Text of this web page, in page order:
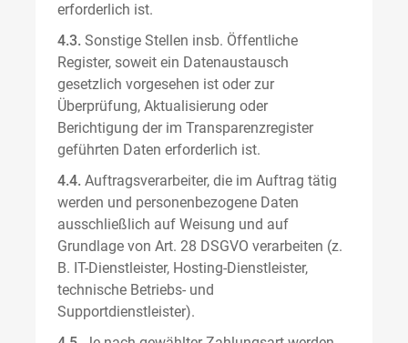
erforderlich ist.
4.3. Sonstige Stellen insb. Öffentliche
Register, soweit ein Datenaustausch
gesetzlich vorgesehen ist oder zur
Überprüfung, Aktualisierung oder
Berichtigung der im Transparenzregister
geführten Daten erforderlich ist.
4.4. Auftragsverarbeiter, die im Auftrag tätig
werden und personenbezogene Daten
ausschließlich auf Weisung und auf
Grundlage von Art. 28 DSGVO verarbeiten (z.
B. IT-Dienstleister, Hosting-Dienstleister,
technische Betriebs- und
Supportdienstleister).